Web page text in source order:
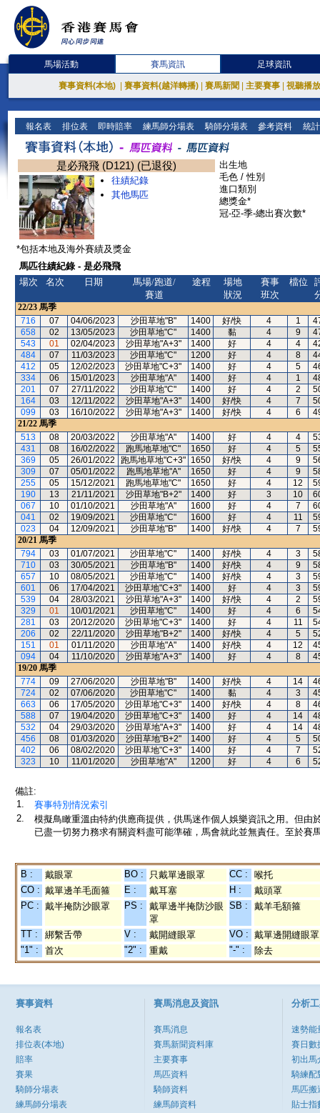
馬場活動 賽馬資訊 足球資訊
賽事資料(本地) 賽事資料(越洋轉播) 賽馬新聞 主要賽事 視聽播
報名表 排位表 即時賠率 練馬師分場表 騎師分場表 參考資料 統
是必飛飛 (D121) (已退役)
往績紀錄
其他馬匹
出生地
毛色 / 性別
進口類別
總獎金*
冠-亞-季-總出賽次數*
*包括本地及海外賽績及獎金
馬匹往績紀錄 - 是必飛飛
場次
名次 日期
馬場/跑道/
賽道
途程
場地
狀況
賽事
班次
檔位
22/23 馬季
716
07 04/06/2023 沙田草地"B" 1400 好/快 4 1
658
02 13/05/2023 沙田草地"C" 1400 黏 4 9
543
01 02/04/2023 沙田草地"A+3" 1400 好 4 4
484
07 11/03/2023 沙田草地"C" 1200 好 4 8
412
05 12/02/2023 沙田草地"C+3" 1400 好 4 5
334
06 15/01/2023 沙田草地"A" 1400 好 4 1
201
07 27/11/2022 沙田草地"C" 1400 好 4 2
164
03 12/11/2022 沙田草地"A+3" 1400 好/快 4 7
099
03 16/10/2022 沙田草地"A+3" 1400 好/快 4 6
21/22 馬季
513
08 20/03/2022 沙田草地"A" 1400 好 4 4
431
08 16/02/2022 跑馬地草地"C" 1650 好 4 5
369
05 26/01/2022 跑馬地草地"C+3" 1650 好/快 4 9
309
07 05/01/2022 跑馬地草地"A" 1650 好 4 9
255
05 15/12/2021 跑馬地草地"C" 1650 好 4 12
190
13 21/11/2021 沙田草地"B+2" 1400 好 3 10
067
10 01/10/2021 沙田草地"A" 1600 好 4 7
041
02 19/09/2021 沙田草地"C" 1600 好 4 11
023
04 12/09/2021 沙田草地"B" 1400 好/快 4 7
20/21 馬季
794
03 01/07/2021 沙田草地"C" 1400 好/快 4 3
710
03 30/05/2021 沙田草地"B" 1400 好/快 4 9
657
10 08/05/2021 沙田草地"C" 1400 好/快 4 3
601
06 17/04/2021 沙田草地"C+3" 1400 好 4 3
539
04 28/03/2021 沙田草地"A+3" 1400 好/快 4 2
329
01 10/01/2021 沙田草地"C" 1400 好 4 6
281
03 20/12/2020 沙田草地"C+3" 1400 好 4 11
206
02 22/11/2020 沙田草地"B+2" 1400 好/快 4 5
151
01 01/11/2020 沙田草地"A" 1400 好/快 4 12
094
04 11/10/2020 沙田草地"A+3" 1400 好 4 8
19/20 馬季
774
09 27/06/2020 沙田草地"B" 1400 好/快 4 14
724
02 07/06/2020 沙田草地"C" 1400 黏 4 3
663
06 17/05/2020 沙田草地"C+3" 1400 好/快 4 8
588
07 19/04/2020 沙田草地"C+3" 1400 好 4 14
532
04 29/03/2020 沙田草地"A+3" 1400 好 4 14
456
08 01/03/2020 沙田草地"B+2" 1400 好 4 5
402
06 08/02/2020 沙田草地"C+3" 1400 好 4 7
323
10 11/01/2020 沙田草地"A" 1200 好 4 6
備註:
1.
賽事特別情況索引
2.
模擬鳥瞰重溫由特約供應商提供，供馬迷作個人娛樂資訊之用。但
已盡一切努力務求有關資料盡可能準確，馬會就此並無責任。至於賽
B : 戴眼罩 BO : 只戴單邊眼罩 CC :
喉托
CO : 戴單邊羊毛面箍 E : 戴耳塞 H :
戴頭罩
PC : 戴半掩防沙眼罩 PS :
戴單邊半掩防沙眼
罩
SB : 戴羊毛額箍
TT : 綁繫舌帶 V : 戴開縫眼罩 VO : 戴單邊開縫眼罩
"1" :
首次 "2" : 重戴 "-" : 除去
賽事資料
報名表
排位表(本地)
賠率
賽果
騎師分場表
練馬師分場表
賽馬消息及資訊
賽馬消息
賽馬新聞資料庫
主要賽事
馬匹資料
騎師資料
練馬師資料
分析
速勢能
賽日數
初出馬
騎練配
馬匹搬
貼士指